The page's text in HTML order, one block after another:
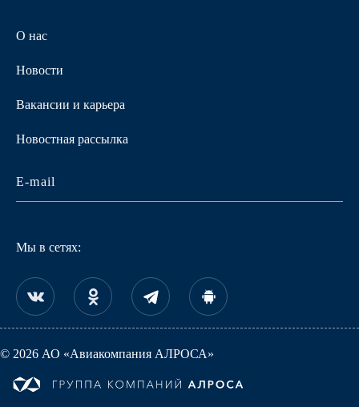
О нас
Новости
Вакансии и карьера
Новостная рассылка
Мы в сетях:
© 2026 АО «Авиакомпания АЛРОСА»